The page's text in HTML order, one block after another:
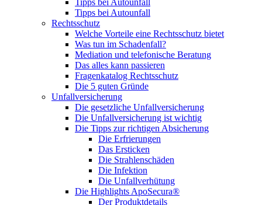
Tipps bei Autounfall
Tipps bei Autounfall
Rechtsschutz
Welche Vorteile eine Rechtsschutz bietet
Was tun im Schadenfall?
Mediation und telefonische Beratung
Das alles kann passieren
Fragenkatalog Rechtsschutz
Die 5 guten Gründe
Unfallversicherung
Die gesetzliche Unfallversicherung
Die Unfallversicherung ist wichtig
Die Tipps zur richtigen Absicherung
Die Erfrierungen
Das Ersticken
Die Strahlenschäden
Die Infektion
Die Unfallverhütung
Die Highlights ApoSecura®
Der Produktdetails